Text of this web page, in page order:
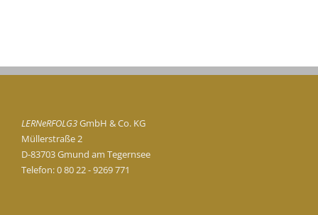
LERNeRFOLG3GmbH & Co. KG
Müllerstraße 2
D-83703 Gmund am Tegernsee
Telefon: 0 80 22 - 9269 771